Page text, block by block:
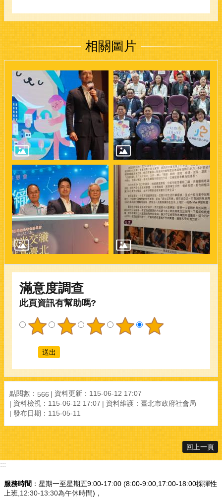
相關圖片
滿意度調查
此頁資訊有幫助嗎?
點閱數： 566
資料更新：115-06-12 17:07
資料檢視：115-06-12 17:07
資料維護：臺北市政府社會局
發布日期：115-05-11
回上一頁
:::
服務時間 ：星期一至星期五9:00-17:00 (8:00-9:00,17:00-18:00採彈性
上班,12:30-13:30為午休時間)，